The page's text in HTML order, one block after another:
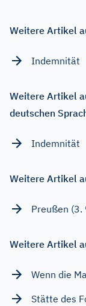
Weitere Artikel
Indemnität
Weitere Artikel
deutschen
Indemnität
Weitere Artikel
Preußen
Weitere Artikel
Wenn die
Stätte des